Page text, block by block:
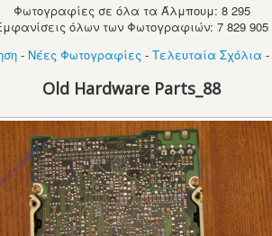
Φωτογραφίες σε όλα τα Άλμπουμ: 8 295
όλων των Φωτογραφιών: 7 829 905
- Νέες Φωτογραφίες - Τελευταία Σχόλια -
Old Hardware Parts_88